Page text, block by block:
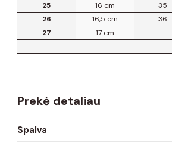
25
16 cm 35
26
16,5 cm 36
27
17 cm
Prekė detaliau
Spalva